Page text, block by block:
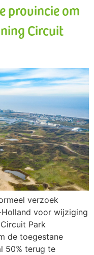
provincie om
Circuit
verzoek
voor wijziging
Park
de toegestane
50% terug te